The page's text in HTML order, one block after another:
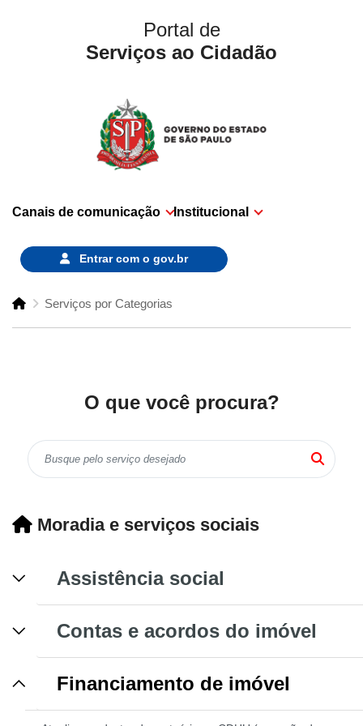
Portal de
Serviços ao Cidadão
Canais de comunicação Institucional
Entrar com o gov.br
Serviços por Categorias
O que você procura?
Moradia e serviços sociais
Assistência social
Contas e acordos do imóvel
Financiamento de imóvel